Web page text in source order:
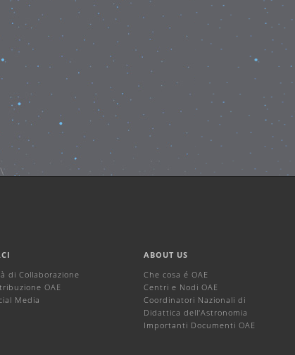
di Collaborazione
OAE
Media
ABOUT US
Che cosa é OAE
Centri e Nodi OAE
Coordinatori Nazionali di
Didattica dell'Astronomia
Importanti Documenti OAE